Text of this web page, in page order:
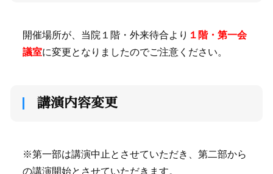
開催場所が、当院１階・外来待合より １階・第一会
議室に変更となりましたのでご注意ください。
講演内容変更
※第一部は講演中止とさせていただき、第二部から
の講演開始とさせていただきます。